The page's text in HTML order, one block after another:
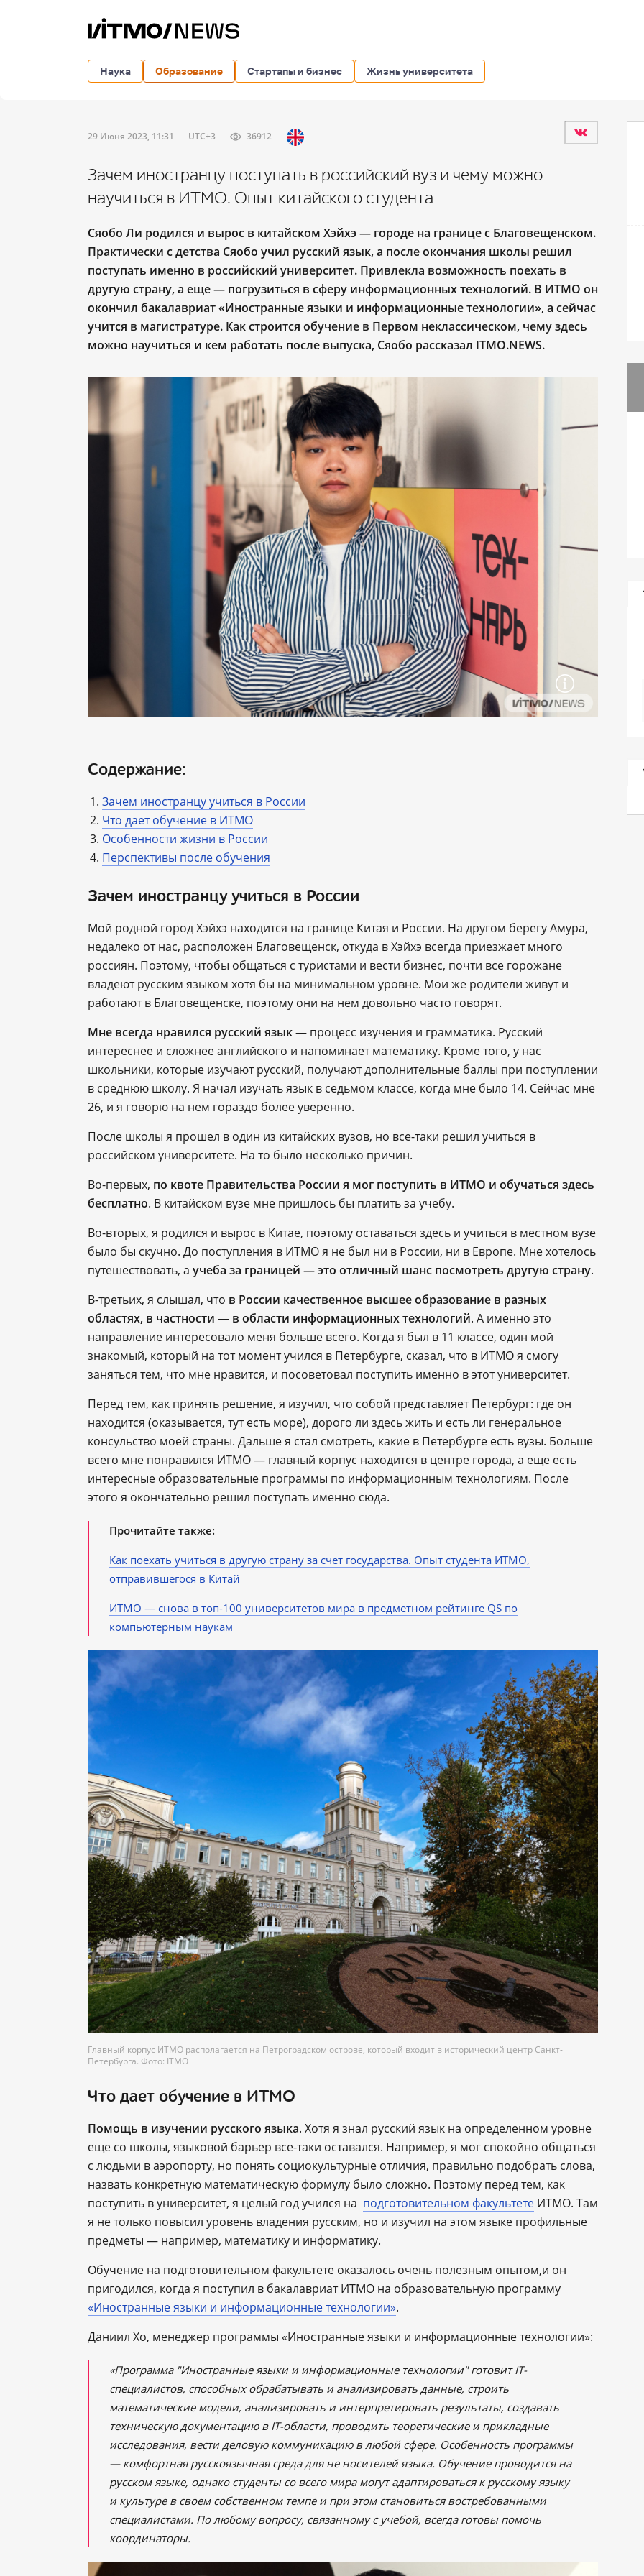
Наука Образование Стартапы и бизнес Жизнь университета
29 Июня 2023, 11:31 UTC+3 36912
Зачем иностранцу поступать в российский вуз и чему можно
научиться в ИТМО. Опыт китайского студента
Сяобо Ли родился и вырос в китайском Хэйхэ — городе на границе с Благовещенском.
Практически с детства Сяобо учил русский язык, а после окончания школы решил
поступать именно в российский университет. Привлекла возможность поехать в
другую страну, а еще ― погрузиться в сферу информационных технологий. В ИТМО он
окончил бакалавриат «Иностранные языки и информационные технологии», а сейчас
учится в магистратуре. Как строится обучение в Первом неклассическом, чему здесь
можно научиться и кем работать после выпуска, Сяобо рассказал ITMO.NEWS.
Содержание:
Зачем иностранцу учиться в России
Что дает обучение в ИТМО
Особенности жизни в России
Перспективы после обучения
Зачем иностранцу учиться в России
Мой родной город Хэйхэ находится на границе Китая и России. На другом берегу Амура,
недалеко от нас, расположен Благовещенск, откуда в Хэйхэ всегда приезжает много
россиян. Поэтому, чтобы общаться с туристами и вести бизнес, почти все горожане
владеют русским языком хотя бы на минимальном уровне. Мои же родители живут и
работают в Благовещенске, поэтому они на нем довольно часто говорят.
Мне всегда нравился русский язык— процесс изучения и грамматика. Русский
интереснее и сложнее английского и напоминает математику. Кроме того, у нас
школьники, которые изучают русский, получают дополнительные баллы при поступлении
в среднюю школу. Я начал изучать язык в седьмом классе, когда мне было 14. Сейчас мне
26, и я говорю на нем гораздо более уверенно.
После школы я прошел в один из китайских вузов, но все-таки решил учиться в
российском университете. На то было несколько причин.
Во-первых, по квоте Правительства России я мог поступить в ИТМО и обучаться здесь
бесплатно. В китайском вузе мне пришлось бы платить за учебу.
Во-вторых, я родился и вырос в Китае, поэтому оставаться здесь и учиться в местном вузе
было бы скучно. До поступления в ИТМО я не был ни в России, ни в Европе. Мне хотелось
путешествовать, а учеба за границей — это отличный шанс посмотреть другую страну.
В-третьих, я слышал, что в России качественное высшее образование в разных
областях, в частности ― в области информационных технологий. А именно это
направление интересовало меня больше всего. Когда я был в 11 классе, один мой
знакомый, который на тот момент учился в Петербурге, сказал, что в ИТМО я смогу
заняться тем, что мне нравится, и посоветовал поступить именно в этот университет.
Перед тем, как принять решение, я изучил, что собой представляет Петербург: где он
находится (оказывается, тут есть море), дорого ли здесь жить и есть ли генеральное
консульство моей страны. Дальше я стал смотреть, какие в Петербурге есть вузы. Больше
всего мне понравился ИТМО — главный корпус находится в центре города, а еще есть
интересные образовательные программы по информационным технологиям. После
этого я окончательно решил поступать именно сюда.
Прочитайте также:
Как поехать учиться в другую страну за счет государства. Опыт студента ИТМО,
отправившегося в Китай
ИТМО ― снова в топ-100 университетов мира в предметном рейтинге QS по
компьютерным наукам
Главный корпус ИТМО располагается на Петроградском острове, который входит в исторический центр Санкт-
Петербурга. Фото: ITMO
Что дает обучение в ИТМО
Помощь в изучении русского языка. Хотя я знал русский язык на определенном уровне
еще со школы, языковой барьер все-таки оставался. Например, я мог спокойно общаться
с людьми в аэропорту, но понять социокультурные отличия, правильно подобрать слова,
назвать конкретную математическую формулу было сложно. Поэтому перед тем, как
поступить в университет, я целый год учился на подготовительном факультете ИТМО. Там
я не только повысил уровень владения русским, но и изучил на этом языке профильные
предметы — например, математику и информатику.
Обучение на подготовительном факультете оказалось очень полезным опытом,и он
пригодился, когда я поступил в бакалавриат ИТМО на образовательную программу
«Иностранные языки и информационные технологии».
Даниил Хо, менеджер программы «Иностранные языки и информационные технологии»:
«Программа "Иностранные языки и информационные технологии" готовит IT-
специалистов, способных обрабатывать и анализировать данные, строить
математические модели, анализировать и интерпретировать результаты, создавать
техническую документацию в IT-области, проводить теоретические и прикладные
исследования, вести деловую коммуникацию в любой сфере. Особенность программы
— комфортная русскоязычная среда для не носителей языка. Обучение проводится на
русском языке, однако студенты со всего мира могут адаптироваться к русскому языку
и культуре в своем собственном темпе и при этом становиться востребованными
специалистами. По любому вопросу, связанному с учебой, всегда готовы помочь
координаторы.